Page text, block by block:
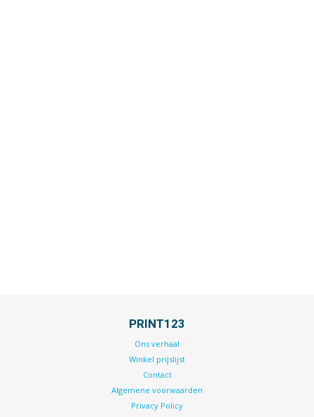
PRINT123
Ons verhaal
Winkel prijslijst
Contact
Algemene voorwaarden
Privacy Policy